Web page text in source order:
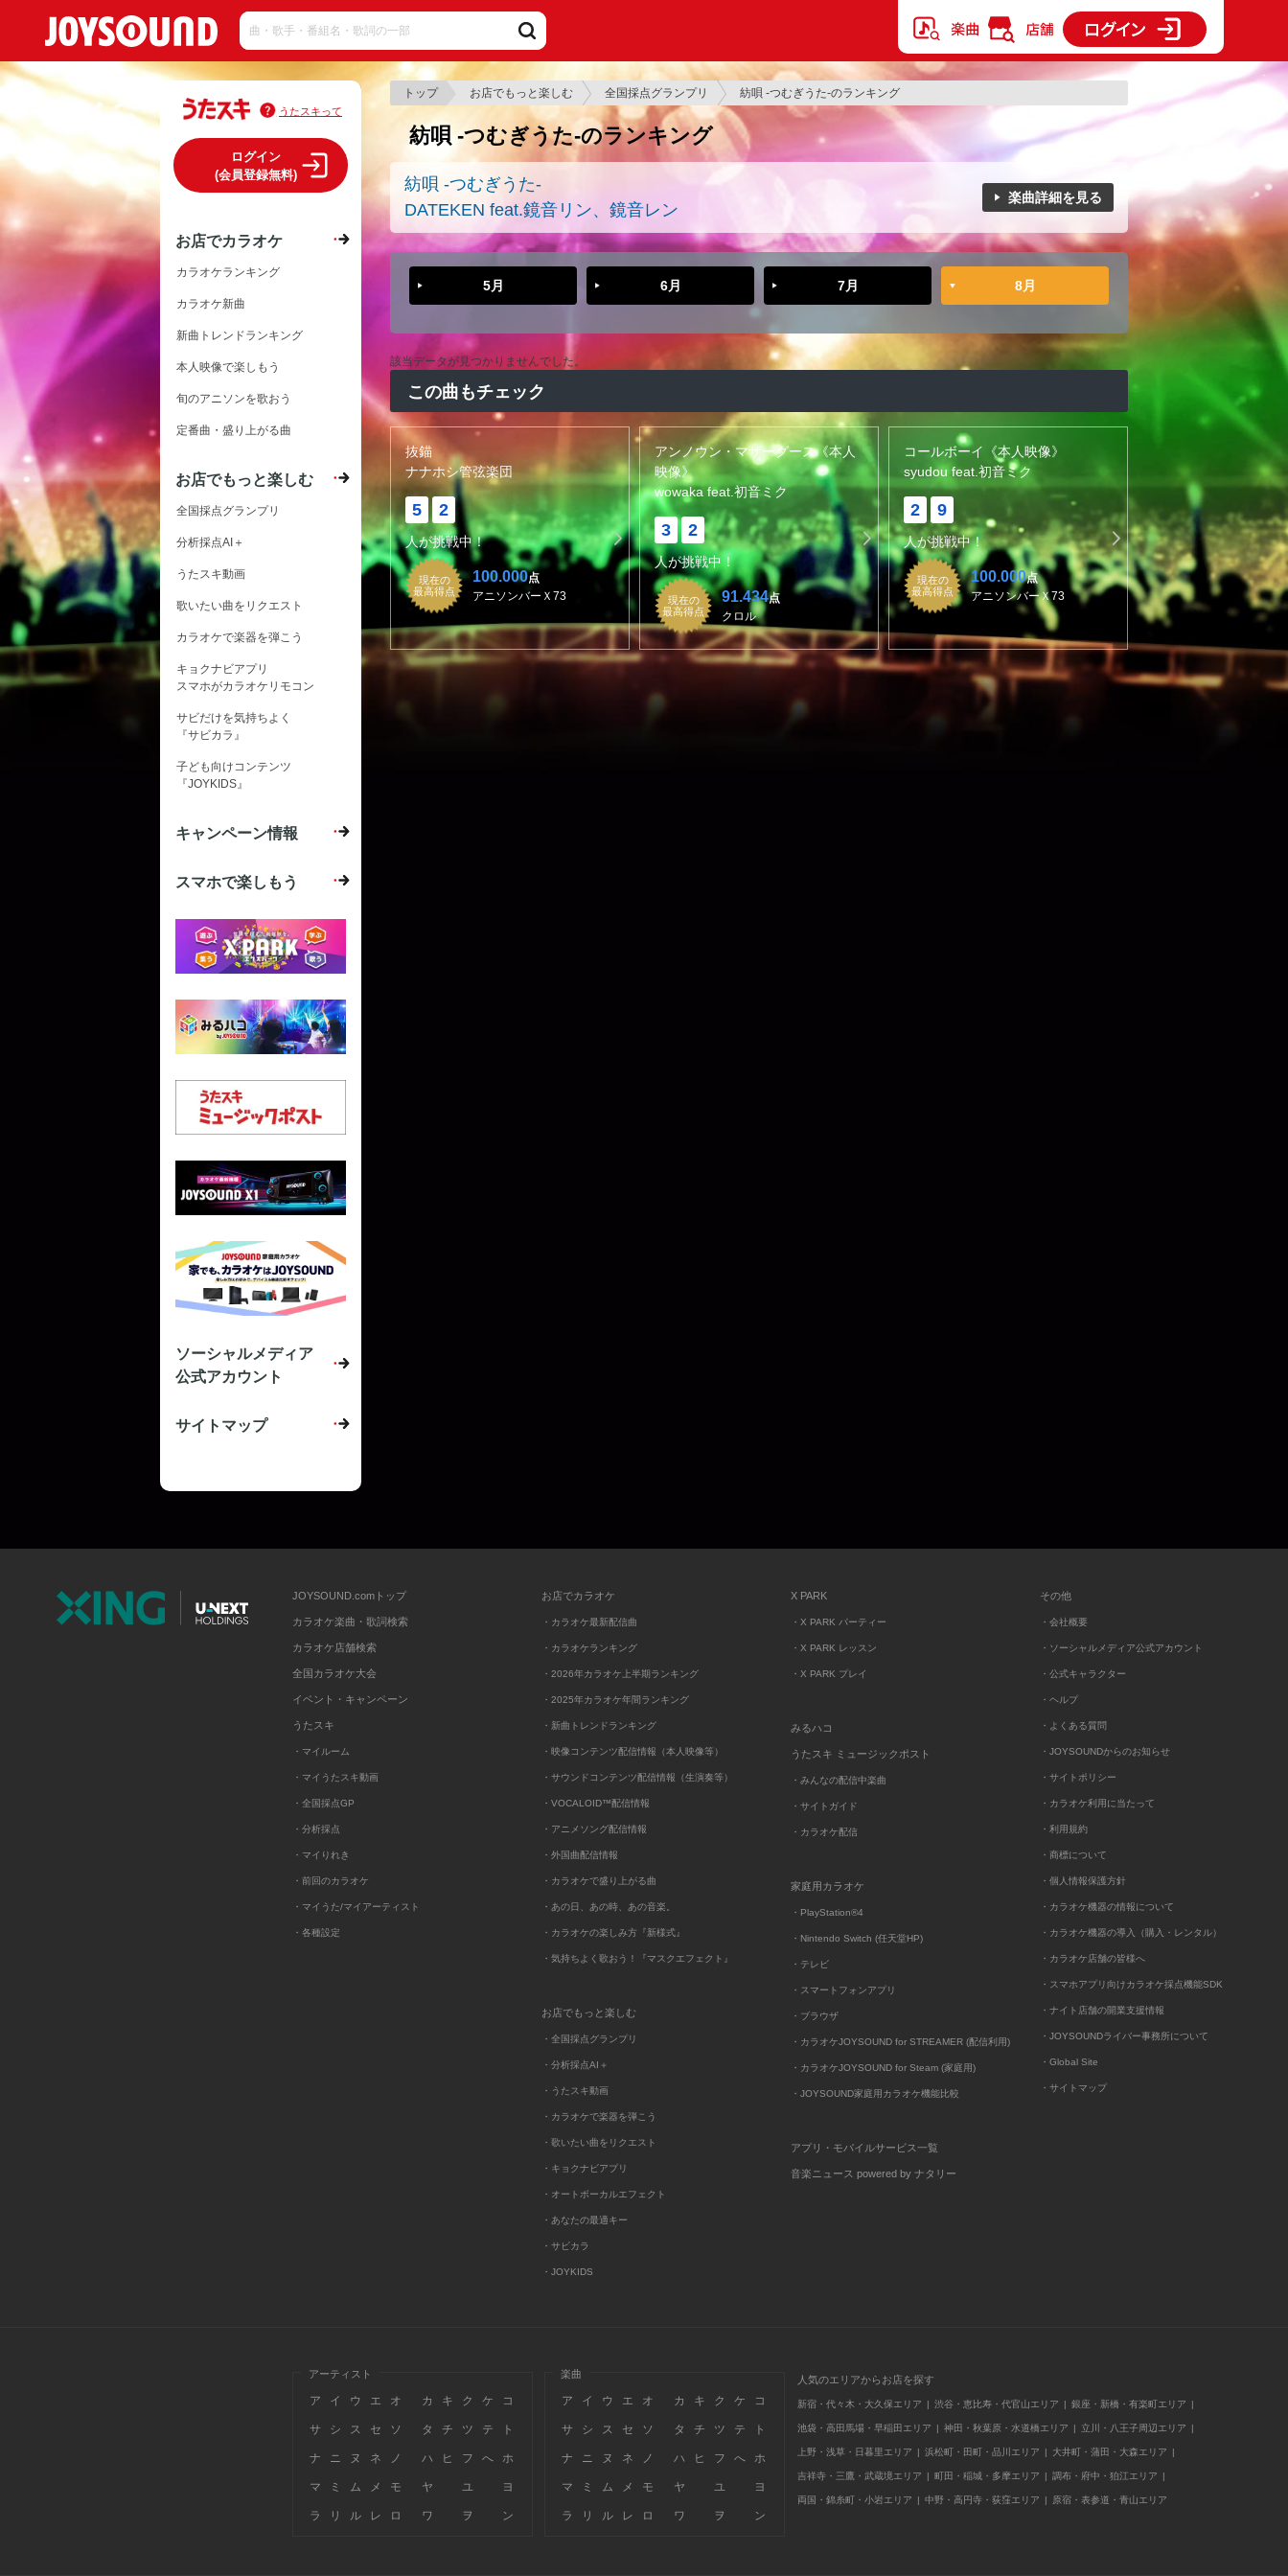
トップ お店でもっと楽しむ 全国採点グランプリ 紡唄 -つむぎうた-のランキング
紡唄 -つむぎうた-のランキング
紡唄 -つむぎうた-
DATEKEN feat.鏡音リン、鏡音レン
楽曲詳細を見る
5月 6月 7月 8月
該当データが見つかりませんでした。
この曲もチェック
抜錨
ナナホシ管弦楽団
5 2
人が挑戦中！
現在の
最高得点
100.000点
アニソンバーＸ73
アンノウン・マザーグース《本人
映像》
wowaka feat.初音ミク
3 2
人が挑戦中！
現在の
最高得点
91.434点
クロル
コールボーイ《本人映像》
syudou feat.初音ミク
2 9
人が挑戦中！
現在の
最高得点
100.000点
アニソンバーＸ73
うたスキって
ログイン
(会員登録無料)
お店でカラオケ
カラオケランキング
カラオケ新曲
新曲トレンドランキング
本人映像で楽しもう
旬のアニソンを歌おう
定番曲・盛り上がる曲
お店でもっと楽しむ
全国採点グランプリ
分析採点AI＋
うたスキ動画
歌いたい曲をリクエスト
カラオケで楽器を弾こう
キョクナビアプリ
スマホがカラオケリモコン
サビだけを気持ちよく
『サビカラ』
子ども向けコンテンツ
『JOYKIDS』
キャンペーン情報
スマホで楽しもう
ソーシャルメディア
公式アカウント
サイトマップ
JOYSOUND.comトップ
カラオケ楽曲・歌詞検索
カラオケ店舗検索
全国カラオケ大会
イベント・キャンペーン
うたスキ
・マイルーム
・マイうたスキ動画
・全国採点GP
・分析採点
・マイりれき
・前回のカラオケ
・マイうた/マイアーティスト
・各種設定
お店でカラオケ
・カラオケ最新配信曲
・カラオケランキング
・2026年カラオケ上半期ランキング
・2025年カラオケ年間ランキング
・新曲トレンドランキング
・映像コンテンツ配信情報（本人映像等）
・サウンドコンテンツ配信情報（生演奏等）
・VOCALOID™配信情報
・アニメソング配信情報
・外国曲配信情報
・カラオケで盛り上がる曲
・あの日、あの時、あの音楽。
・カラオケの楽しみ方『新様式』
・気持ちよく歌おう！『マスクエフェクト』
お店でもっと楽しむ
・全国採点グランプリ
・分析採点AI＋
・うたスキ動画
・カラオケで楽器を弾こう
・歌いたい曲をリクエスト
・キョクナビアプリ
・オートボーカルエフェクト
・あなたの最適キー
・サビカラ
・JOYKIDS
X PARK
・X PARK パーティー
・X PARK レッスン
・X PARK プレイ
みるハコ
うたスキ ミュージックポスト
・みんなの配信中楽曲
・サイトガイド
・カラオケ配信
家庭用カラオケ
・PlayStation®4
・Nintendo Switch (任天堂HP)
・テレビ
・スマートフォンアプリ
・ブラウザ
・カラオケJOYSOUND for STREAMER (配信利用)
・カラオケJOYSOUND for Steam (家庭用)
・JOYSOUND家庭用カラオケ機能比較
アプリ・モバイルサービス一覧
音楽ニュース powered by ナタリー
その他
・会社概要
・ソーシャルメディア公式アカウント
・公式キャラクター
・ヘルプ
・よくある質問
・JOYSOUNDからのお知らせ
・サイトポリシー
・カラオケ利用に当たって
・利用規約
・商標について
・個人情報保護方針
・カラオケ機器の情報について
・カラオケ機器の導入（購入・レンタル）
・カラオケ店舗の皆様へ
・スマホアプリ向けカラオケ採点機能SDK
・ナイト店舗の開業支援情報
・JOYSOUNDライバー事務所について
・Global Site
・サイトマップ
アーティスト
ア イ ウ エ オ カ キ ク ケ コ
サ シ ス セ ソ タ チ ツ テ ト
ナ ニ ヌ ネ ノ ハ ヒ フ へ ホ
マ ミ ム メ モ ヤ ユ ヨ
ラ リ ル レ ロ ワ ヲ ン
楽曲
ア イ ウ エ オ カ キ ク ケ コ
サ シ ス セ ソ タ チ ツ テ ト
ナ ニ ヌ ネ ノ ハ ヒ フ へ ホ
マ ミ ム メ モ ヤ ユ ヨ
ラ リ ル レ ロ ワ ヲ ン
人気のエリアからお店を探す
新宿・代々木・大久保エリア 渋谷・恵比寿・代官山エリア 銀座・新橋・有楽町エリア
池袋・高田馬場・早稲田エリア 神田・秋葉原・水道橋エリア 立川・八王子周辺エリア
上野・浅草・日暮里エリア 浜松町・田町・品川エリア 大井町・蒲田・大森エリア
吉祥寺・三鷹・武蔵境エリア 町田・稲城・多摩エリア 調布・府中・狛江エリア
両国・錦糸町・小岩エリア 中野・高円寺・荻窪エリア 原宿・表参道・青山エリア